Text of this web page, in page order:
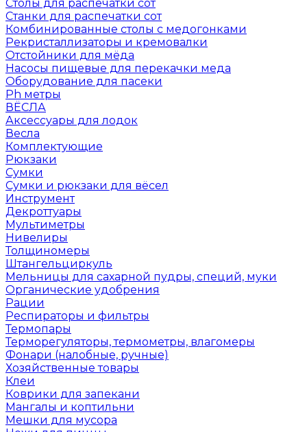
Столы для распечатки сот
Станки для распечатки сот
Комбинированные столы с медогонками
Рекристаллизаторы и кремовалки
Отстойники для мёда
Насосы пищевые для перекачки меда
Оборудование для пасеки
Ph метры
ВЁСЛА
Аксессуары для лодок
Весла
Комплектующие
Рюкзаки
Сумки
Сумки и рюкзаки для вёсел
Инструмент
Декроттуары
Мультиметры
Нивелиры
Толщиномеры
Штангельциркуль
Мельницы для сахарной пудры, специй, муки
Органические удобрения
Рации
Респираторы и фильтры
Термопары
Терморегуляторы, термометры, влагомеры
Фонари (налобные, ручные)
Хозяйственные товары
Клеи
Коврики для запекани
Мангалы и коптильни
Мешки для мусора